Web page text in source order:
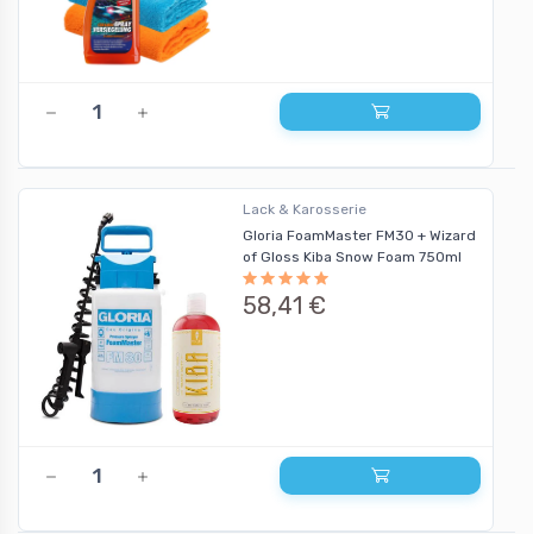
Lack & Karosserie
Gloria FoamMaster FM30 + Wizard
of Gloss Kiba Snow Foam 750ml
58,41 €